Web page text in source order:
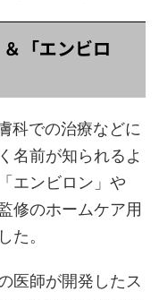
「エンビロ
科での治療などに
名前が知られるよ
エンビロン」や
修のホームケア用
た。
医師が開発したス